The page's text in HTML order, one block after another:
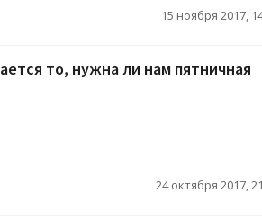
15 ноября 2017,
то, нужна ли нам пятничная
24 октября 2017,